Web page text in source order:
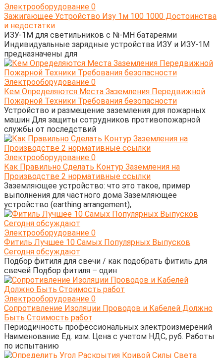
Электрооборудование 0
Зажигающее Устройство Изу 1м 100 1000 Достоинства
и недостатки
ИЗУ-1М для светильников с Ni-MH батареями
Индивидуальные зарядные устройства ИЗУ и ИЗУ-1М
предназначены для
Электрооборудование 0
Кем Определяются Места Заземления Передвижной
Пожарной Техники Требования безопасности
Устройство и размещение заземления для пожарных
машин Для защиты сотрудников противопожарной
службы от последствий
Электрооборудование 0
Как Правильно Сделать Контур Заземления на
Производстве 2 нормативные ссылки
Заземляющее устройство: что это такое, пример
выполнения для частного дома Заземляющее
устройство (earthing arrangement),
Электрооборудование 0
Фитиль Лучшее 10 Самых Популярных Выпусков
Сегодня обсуждают
Подбор фитиля для свечи / как подобрать фитиль для
свечей Подбор фитиля – один
Электрооборудование 0
Сопротивление Изоляции Проводов и Кабелей Должно
Быть Стоимость работ
Периодичность профессиональных электроизмерений
Наименование Ед. изм. Цена с учетом НДС, руб. Работы
по испытанию